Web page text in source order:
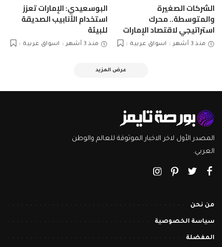
الشركات الصغيرة
والمتوسطة.. محرك
استراتيجي لاقتصاد الإمارات
منذ 3 أشهر اسواق عربية
البوسعيدي: الإمارات تعزز
استخدام الأنابيب الصديقة
للبيئة
منذ 3 أشهر اسواق عربية
عرض المزيد
المصدر الأول لاخر الاخبار الموثوقة للعالم والوطن
العربي.
من نحن
سياسة الخصوصية
المفضلة